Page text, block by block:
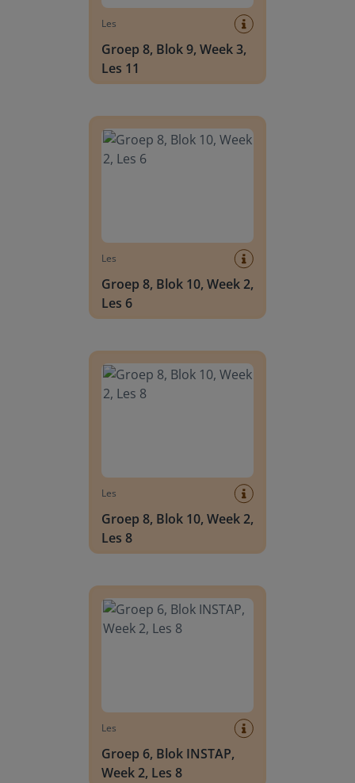
Les
Groep 8, Blok 9, Week 3,
Les 11
Les
Groep 8, Blok 10, Week 2,
Les 6
Les
Groep 8, Blok 10, Week 2,
Les 8
Les
Groep 6, Blok INSTAP,
Week 2, Les 8